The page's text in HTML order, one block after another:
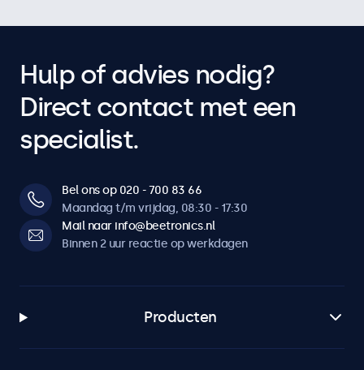
Hulp of advies nodig?
Direct contact met een
specialist.
Bel ons op 020 - 700 83 66
Maandag t/m vrijdag, 08:30 - 17:30
Mail naar info@beetronics.nl
Binnen 2 uur reactie op werkdagen
Producten